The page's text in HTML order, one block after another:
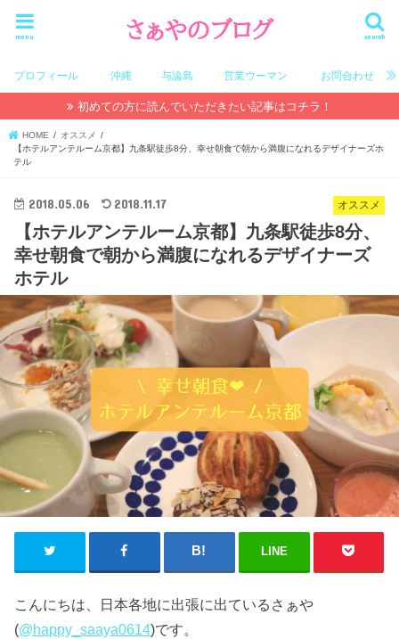
search
menu
プロフィール 沖縄 与論島 営業ウーマン お問合わせ
初めての方に読んでいただきたい記事はコチラ！
HOME
オススメ
【ホテルアンテルーム京都】九条駅徒歩8分、幸せ朝食で朝から満腹になれるデザイナーズホ
テル
オススメ
2018.05.06 2018.11.17
【ホテルアンテルーム京都】九条駅徒歩8分、
幸せ朝食で朝から満腹になれるデザイナーズ
ホテル
LINE
こんにちは、日本各地に出張に出ているさぁや
(@happy_saaya0614)です。